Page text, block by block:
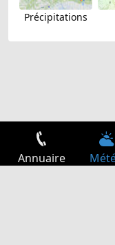
Précipitations
Annuaire